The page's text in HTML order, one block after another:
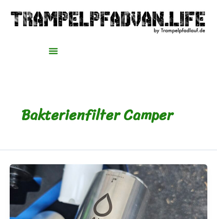
Inhalt
springen
Bakterienfilter Camper